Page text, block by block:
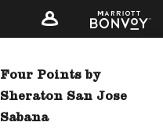
Four Points by
Sheraton San Jose
Sabana